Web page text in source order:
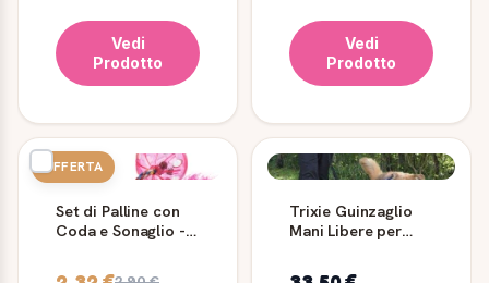
Vedi
Prodotto
Vedi
Prodotto
OFFERTA
Set di Palline con
Coda e Sonaglio -
Trixie Guinzaglio
Mani Libere per